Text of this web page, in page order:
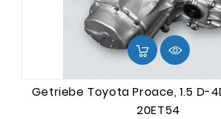
Getriebe Toyota Proace, 1.5 D-
20ET54